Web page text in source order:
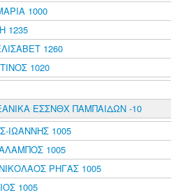
1000
1235
1260
1020
ΕΣΣΝΘΧ ΠΑΜΠΑΙΔΩΝ -10
ΙΩΑΝΝΗΣ 1005
1005
ΡΗΓΑΣ 1005
1005